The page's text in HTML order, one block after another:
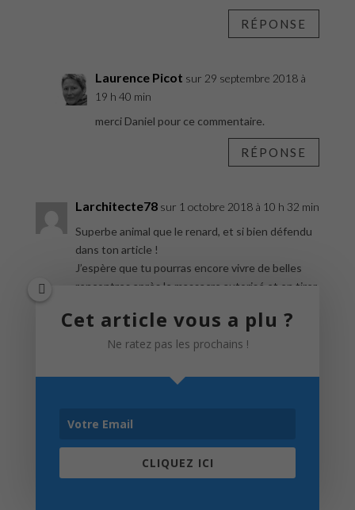
RÉPONSE
Laurence Picot sur 29 septembre 2018 à
19 h 40 min
merci Daniel pour ce commentaire.
RÉPONSE
Larchitecte78 sur 1 octobre 2018 à 10 h 32 min
Superbe animal que le renard, et si bien défendu
dans ton article !
J’espère que tu pourras encore vivre de belles
rencontres après le massacre autorisé et en tirer
RÉPONSE
Laurence Picot
Merci beaucoup !
Cet article vous a plu ?
Ne ratez pas les prochains !
CLIQUEZ ICI